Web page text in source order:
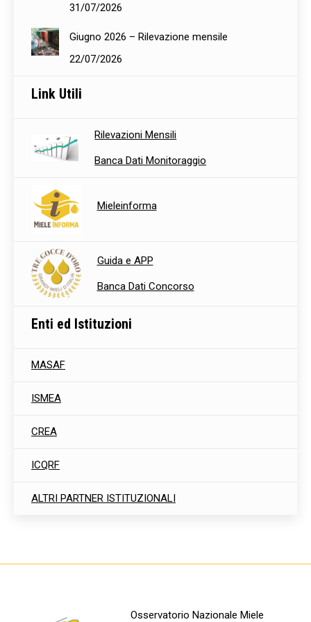
31/07/2026
Giugno 2026 – Rilevazione mensile
22/07/2026
Link Utili
Rilevazioni Mensili
Banca Dati Monitoraggio
Mieleinforma
Guida e APP
Banca Dati Concorso
Enti ed Istituzioni
MASAF
ISMEA
CREA
ICQRF
ALTRI PARTNER ISTITUZIONALI
Osservatorio Nazionale Miele